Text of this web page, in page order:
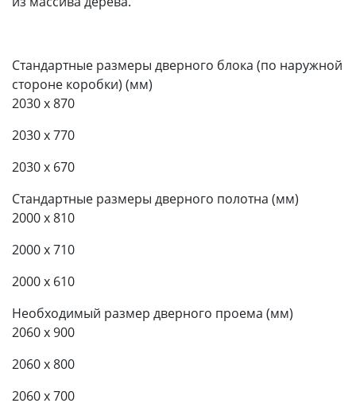
Стандартные размеры дверного блока (по наружной
стороне коробки) (мм)
2030 x 870
2030 x 770
2030 x 670
Стандартные размеры дверного полотна (мм)
2000 x 810
2000 x 710
2000 x 610
Необходимый размер дверного проема (мм)
2060 x 900
2060 x 800
2060 x 700